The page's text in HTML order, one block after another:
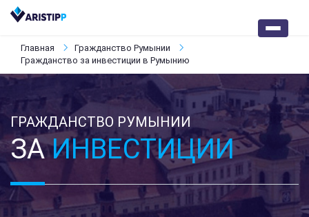
Главная
Гражданство Румынии
Гражданство за инвестиции в Румынию
ГРАЖДАНСТВО РУМЫНИИ
ЗАИНВЕСТИЦИИ